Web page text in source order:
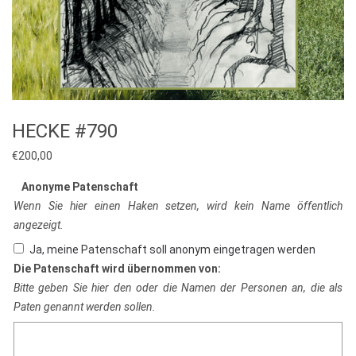
HECKE #790
€200,00
Anonyme Patenschaft
Wenn Sie hier einen Haken setzen, wird kein Name öffentlich
angezeigt.
Ja, meine Patenschaft soll anonym eingetragen werden
Die Patenschaft wird übernommen von:
Bitte geben Sie hier den oder die Namen der Personen an, die als
Paten genannt werden sollen.